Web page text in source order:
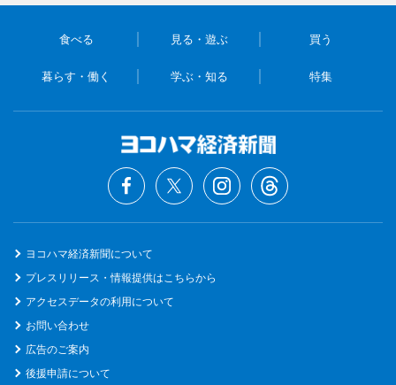
食べる 見る・遊ぶ 買う
暮らす・働く 学ぶ・知る 特集
ヨコハマ経済新聞について
プレスリリース・情報提供はこちらから
アクセスデータの利用について
お問い合わせ
広告のご案内
後援申請について